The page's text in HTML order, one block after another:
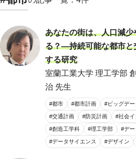
あなたの街は、人口減
る？―持続可能な都市と
する研究
室蘭工業大学 理工学部
治 先生
#都市 #都市計画 #ビッグデー
#交通計画 #防災計画 #社会イ
#創造工学科 #理工学部 #デ
#データサイエンス #デザイン